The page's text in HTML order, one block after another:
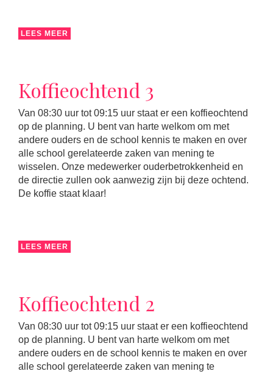
LEES MEER
Koffieochtend 3
Van 08:30 uur tot 09:15 uur staat er een koffieochtend
op de planning. U bent van harte welkom om met
andere ouders en de school kennis te maken en over
alle school gerelateerde zaken van mening te
wisselen. Onze medewerker ouderbetrokkenheid en
de directie zullen ook aanwezig zijn bij deze ochtend.
De koffie staat klaar!
LEES MEER
Koffieochtend 2
Van 08:30 uur tot 09:15 uur staat er een koffieochtend
op de planning. U bent van harte welkom om met
andere ouders en de school kennis te maken en over
alle school gerelateerde zaken van mening te